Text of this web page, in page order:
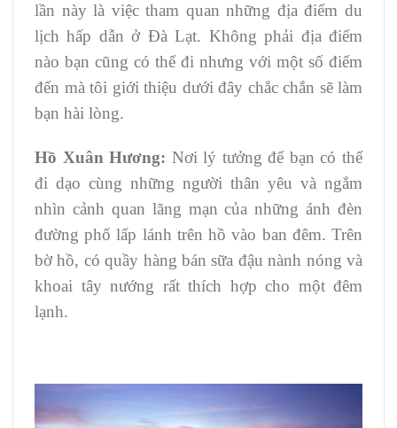
lần này là việc tham quan những địa điểm du
lịch hấp dẫn ở Đà Lạt. Không phải địa điểm
nào bạn cũng có thể đi nhưng với một số điểm
đến mà tôi giới thiệu dưới đây chắc chắn sẽ làm
bạn hài lòng.
Hồ Xuân Hương: Nơi lý tưởng để bạn có thể
đi dạo cùng những người thân yêu và ngắm
nhìn cảnh quan lãng mạn của những ánh đèn
đường phố lấp lánh trên hồ vào ban đêm. Trên
bờ hồ, có quầy hàng bán sữa đậu nành nóng và
khoai tây nướng rất thích hợp cho một đêm
lạnh.